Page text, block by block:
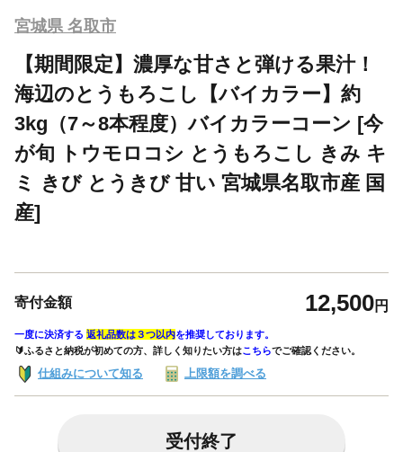
宮城県 名取市
【期間限定】濃厚な甘さと弾ける果汁！
海辺のとうもろこし【バイカラー】約
3kg（7～8本程度）バイカラーコーン [今
が旬 トウモロコシ とうもろこし きみ キ
ミ きび とうきび 甘い 宮城県名取市産 国
産]
寄付金額 12,500円
一度に決済する 返礼品数は３つ以内を推奨しております。
🔰ふるさと納税が初めての方、詳しく知りたい方はこちらでご確認ください。
仕組みについて知る 上限額を調べる
受付終了